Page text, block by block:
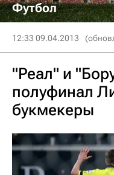
Футбол
12:33 09.04.2013
"Реал" и
полуфинал
букмекеры